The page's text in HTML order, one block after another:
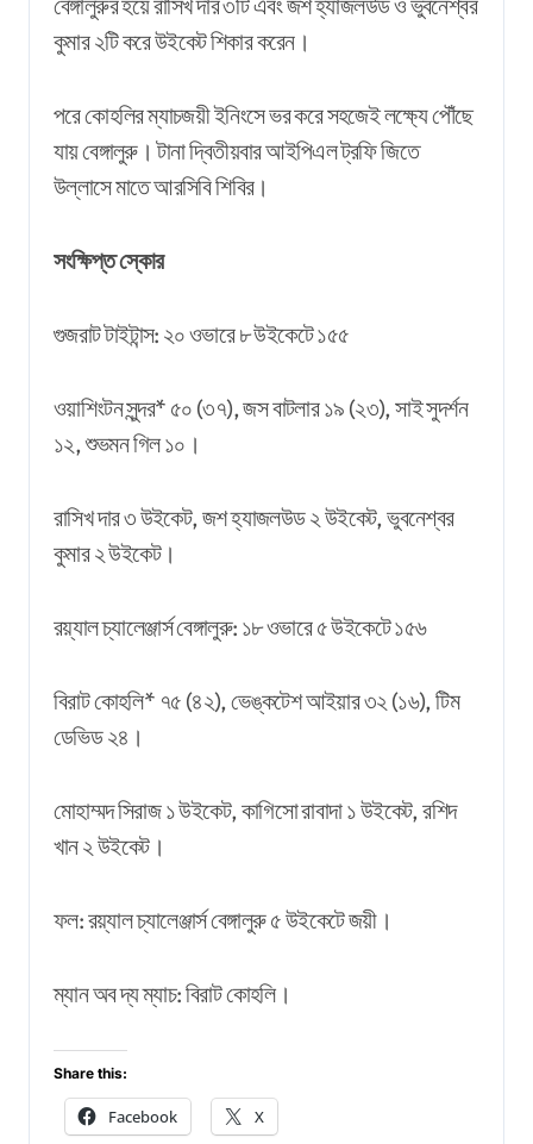
কুমার ২টি করে উইকেট শিকার করেন।
পরে কোহলির ম্যাচজয়ী ইনিংসে ভর করে সহজেই লক্ষ্যে পৌঁছে
যায় বেঙ্গালুরু। টানা দ্বিতীয়বার আইপিএল ট্রফি জিতে
উল্লাসে মাতে আরসিবি শিবির।
সংক্ষিপ্ত স্কোর
গুজরাট টাইটান্স: ২০ ওভারে ৮ উইকেটে ১৫৫
ওয়াশিংটন সুন্দর* ৫০ (৩৭), জস বাটলার ১৯ (২৩), সাই সুদর্শন
১২, শুভমন গিল ১০।
রাসিখ দার ৩ উইকেট, জশ হ্যাজলউড ২ উইকেট, ভুবনেশ্বর
কুমার ২ উইকেট।
রয়্যাল চ্যালেঞ্জার্স বেঙ্গালুরু: ১৮ ওভারে ৫ উইকেটে ১৫৬
বিরাট কোহলি* ৭৫ (৪২), ভেঙ্কটেশ আইয়ার ৩২ (১৬), টিম
ডেভিড ২৪।
মোহাম্মদ সিরাজ ১ উইকেট, কাগিসো রাবাদা ১ উইকেট, রশিদ
খান ২ উইকেট।
ফল: রয়্যাল চ্যালেঞ্জার্স বেঙ্গালুরু ৫ উইকেটে জয়ী।
ম্যান অব দ্য ম্যাচ: বিরাট কোহলি।
Share this:
Facebook X